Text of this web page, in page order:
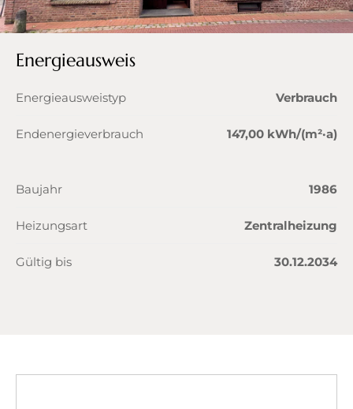
Energieausweis
Energieausweistyp Verbrauch
Endenergieverbrauch 147,00 kWh/(m²·a)
Baujahr 1986
Heizungsart Zentralheizung
Gültig bis 30.12.2034